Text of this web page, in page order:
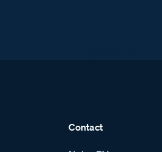
Contact